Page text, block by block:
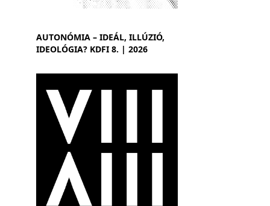
AUTONÓMIA – IDEÁL, ILLÚZIÓ,
IDEOLÓGIA? KDFI 8. | 2026